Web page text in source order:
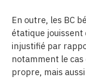
En outre, les BC
étatique jouissent
injustifié par
notamment le
propre, mais